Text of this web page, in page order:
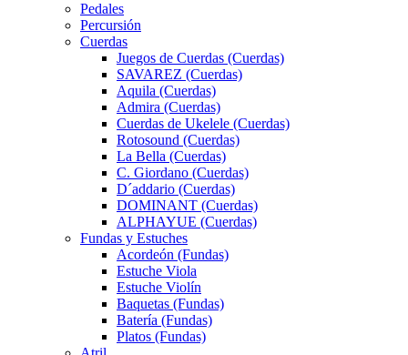
Pedales
Percursión
Cuerdas
Juegos de Cuerdas (Cuerdas)
SAVAREZ (Cuerdas)
Aquila (Cuerdas)
Admira (Cuerdas)
Cuerdas de Ukelele (Cuerdas)
Rotosound (Cuerdas)
La Bella (Cuerdas)
C. Giordano (Cuerdas)
D´addario (Cuerdas)
DOMINANT (Cuerdas)
ALPHAYUE (Cuerdas)
Fundas y Estuches
Acordeón (Fundas)
Estuche Viola
Estuche Violín
Baquetas (Fundas)
Batería (Fundas)
Platos (Fundas)